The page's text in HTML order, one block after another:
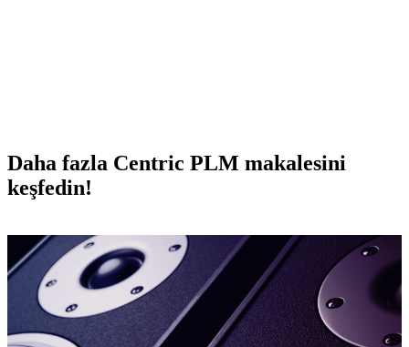
Daha fazla Centric PLM makalesini
keşfedin!